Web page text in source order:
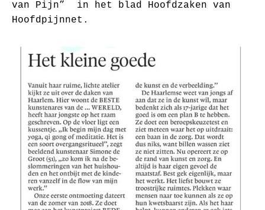
van Pijn” in het blad Hoofdzaken van
Hoofdpijnnet.